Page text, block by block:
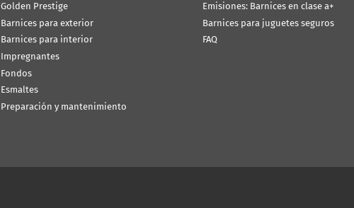
Golden Prestige
Barnices para exterior
Barnices para interior
Impregnantes
Fondos
Esmaltes
Preparación y mantenimiento
Emisiones: Barnices en clase a+
Barnices para juguetes seguros
FAQ